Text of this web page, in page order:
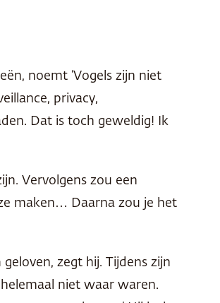
noemt ‘Vogels zijn niet
privacy,
Dat is toch geweldig! Ik
Vervolgens zou een
maken… Daarna zou je het
zegt hij. Tijdens zijn
niet waar waren.